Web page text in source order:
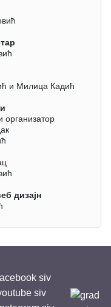
и Милица Кадић
организатор
дизајн